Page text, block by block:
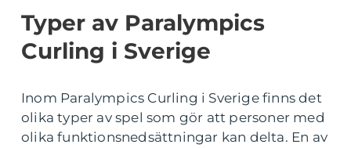
Typer av Paralympics
Curling i Sverige
Inom Paralympics Curling i Sverige finns det
olika typer av spel som gör att personer med
olika funktionsnedsättningar kan delta. En av